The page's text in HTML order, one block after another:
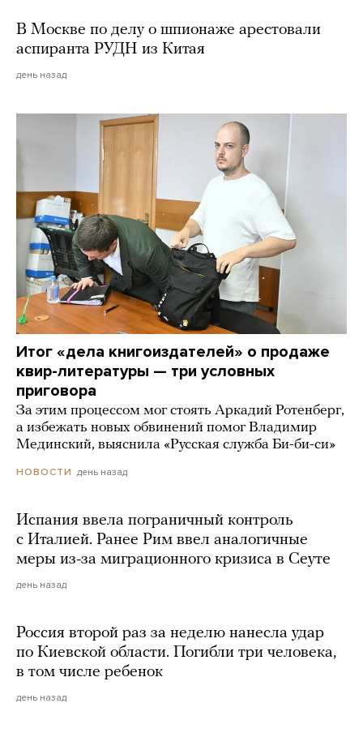
В Москве по делу о шпионаже арестовали
аспиранта РУДН из Китая
день назад
Итог «дела книгоиздателей» о продаже
квир-литературы — три условных
приговора
За этим процессом мог стоять Аркадий Ротенберг,
а избежать новых обвинений помог Владимир
Мединский, выяснила «Русская служба Би-би-си»
НОВОСТИ день назад
Испания ввела пограничный контроль
с Италией. Ранее Рим ввел аналогичные
меры из-за миграционного кризиса в Сеуте
день назад
Россия второй раз за неделю нанесла удар
по Киевской области. Погибли три человека,
в том числе ребенок
день назад